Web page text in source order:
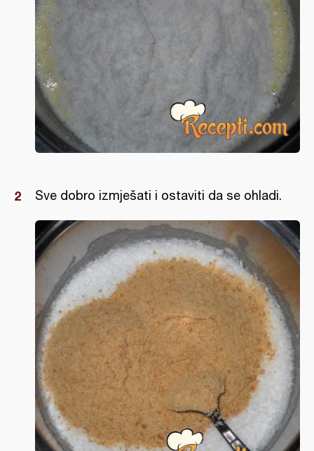
Sve dobro izmješati i ostaviti da se ohladi.